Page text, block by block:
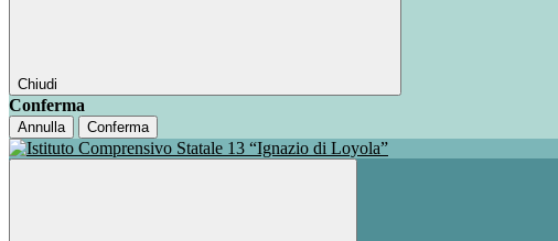
Chiudi
Conferma
Annulla Conferma